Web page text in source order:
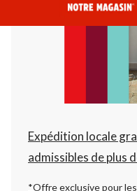
Expédition locale
admissibles de plus
*Offre exclusive pour